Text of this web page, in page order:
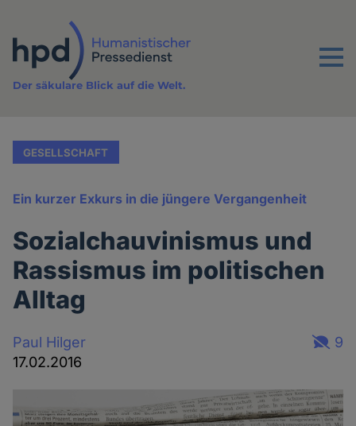
Inhalt
Menu
Der säkulare Blick auf die Welt.
GESELLSCHAFT
Ein kurzer Exkurs in die jüngere Vergangenheit
Sozialchauvinismus und
Rassismus im politischen
Alltag
Paul Hilger
17.02.2016
9